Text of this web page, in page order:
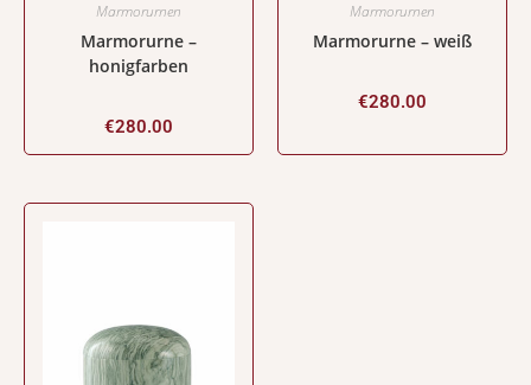
Marmorurnen
Marmorurne –
honigfarben
€280.00
Marmorurnen
Marmorurne – weiß
€280.00